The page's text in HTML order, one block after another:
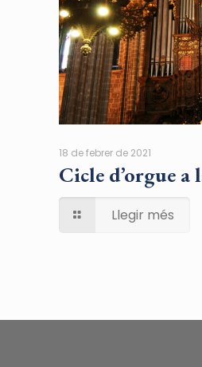
18 de febrer de 2021
Cicle d’orgue a
Llegir més